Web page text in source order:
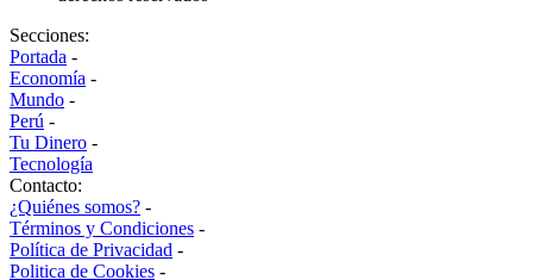
Secciones:
Portada -
Economía -
Mundo -
Perú -
Tu Dinero -
Tecnología
Contacto:
¿Quiénes somos? -
Términos y Condiciones -
Política de Privacidad -
Politica de Cookies -